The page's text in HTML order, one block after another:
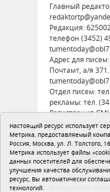
Главный
Редакция:
телефон (3452)
Адрес для
Почтамт, а/я
Отдел писем:
рекламы: тел.
Регистрация
«Интернет-
86575 от 26
Федеральной
связи,
массовых
Настоящий ресурс использует
Метрика, предоставляемый
Россия, Москва, ул. Л. Толстого,
Метрика использует файлы
данных посетителей для
улучшения качества
ресурс, Вы автоматически
технологий.